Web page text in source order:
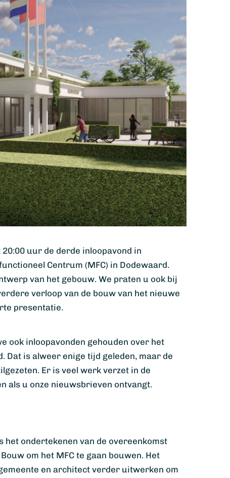
uur de derde inloopavond in
Centrum (MFC) in Dodewaard.
van het gebouw. We praten u ook bij
verloop van de bouw van het nieuwe
presentatie.
ook inloopavonden gehouden over het
Dat is alweer enige tijd geleden, maar de
Er is veel werk verzet in de
als u onze nieuwsbrieven ontvangt.
het ondertekenen van de overeenkomst
om het MFC te gaan bouwen. Het
en architect verder uitwerken om